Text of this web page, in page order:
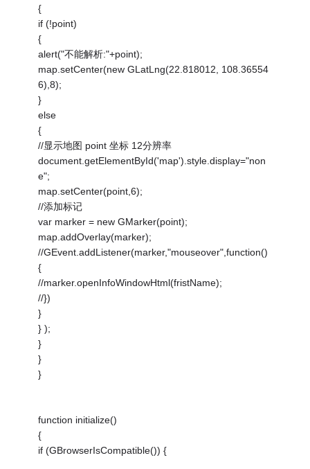
{
if (!point)
{
alert("不能解析:"+point);
map.setCenter(new GLatLng(22.818012, 108.36554
6),8);
}
else
{
//显示地图 point 坐标 12分辨率
document.getElementById('map').style.display="non
e";
map.setCenter(point,6);
//添加标记
var marker = new GMarker(point);
map.addOverlay(marker);
//GEvent.addListener(marker,"mouseover",function()
{
//marker.openInfoWindowHtml(fristName);
//})
}
} );
}
}
}
function initialize()
{
if (GBrowserIsCompatible()) {